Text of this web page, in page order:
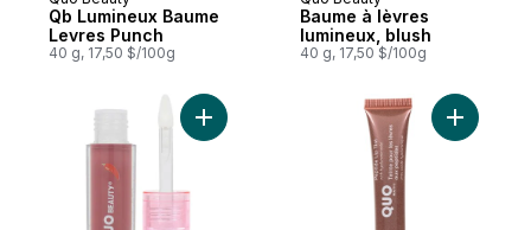
Qb Lumineux Baume
Levres Punch
40 g, 17,50 $/100g
Baume à lèvres
lumineux, blush
40 g, 17,50 $/100g
Ajouter Huile à lèvres repulpante heat
Ajouter